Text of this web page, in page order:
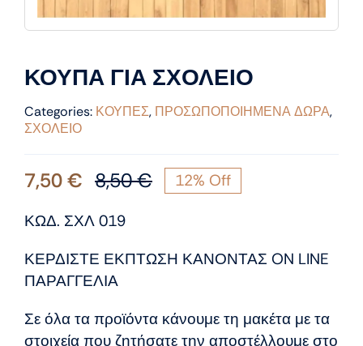
ΚΟΥΠΑ ΓΙΑ ΣΧΟΛΕΙΟ
Categories: ΚΟΥΠΕΣ, ΠΡΟΣΩΠΟΠΟΙΗΜΕΝΑ ΔΩΡΑ,
ΣΧΟΛΕΙΟ
8,50€Original
8,50 €.
7,50€
Η
είναι:
12% Off
ΚΩΔ. ΣΧΛ 019
ΚΕΡΔΙΣΤΕ ΕΚΠΤΩΣΗ ΚΑΝΟΝΤΑΣ ON LINE
ΠΑΡΑΓΓΕΛΙΑ
Σε όλα τα προϊόντα κάνουμε τη μακέτα με τα
στοιχεία που ζητήσατε την αποστέλλουμε στο